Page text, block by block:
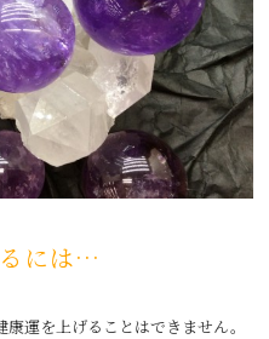
には…
運を上げることはできません。